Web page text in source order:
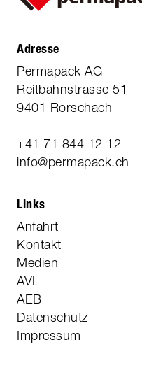
Adresse
Permapack AG
Reitbahnstrasse 51
9401 Rorschach
+41 71 844 12 12
info@permapack.ch
Links
Anfahrt
Kontakt
Medien
AVL
AEB
Datenschutz
Impressum